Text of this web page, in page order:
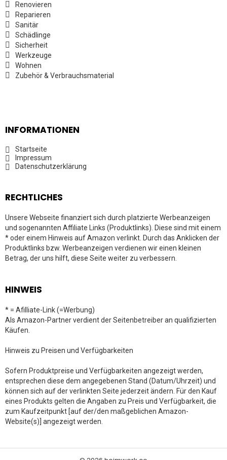
Renovieren
Reparieren
Sanitär
Schädlinge
Sicherheit
Werkzeuge
Wohnen
Zubehör & Verbrauchsmaterial
INFORMATIONEN
Startseite
Impressum
Datenschutzerklärung
RECHTLICHES
Unsere Webseite finanziert sich durch platzierte Werbeanzeigen
und sogenannten Affiliate Links (Produktlinks). Diese sind mit einem
* oder einem Hinweis auf Amazon verlinkt. Durch das Anklicken der
Produktlinks bzw. Werbeanzeigen verdienen wir einen kleinen
Betrag, der uns hilft, diese Seite weiter zu verbessern.
HINWEIS
* = Afilliate-Link (=Werbung)
Als Amazon-Partner verdient der Seitenbetreiber an qualifizierten
Käufen.
Hinweis zu Preisen und Verfügbarkeiten
Sofern Produktpreise und Verfügbarkeiten angezeigt werden,
entsprechen diese dem angegebenen Stand (Datum/Uhrzeit) und
können sich auf der verlinkten Seite jederzeit ändern. Für den Kauf
eines Produkts gelten die Angaben zu Preis und Verfügbarkeit, die
zum Kaufzeitpunkt [auf der/den maßgeblichen Amazon-
Website(s)] angezeigt werden.